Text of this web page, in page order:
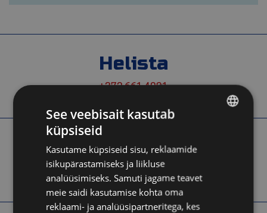
Helista
+372 661 4091
Kirjuta
mesa@mesa.ee
See veebisait kasutab
küpsiseid
Kasutame küpsiseid sisu, reklaamide
isikupärastamiseks ja liikluse
analüüsimiseks. Samuti jagame teavet
meie saidi kasutamise kohta oma
reklaami- ja analüüsipartneritega, kes